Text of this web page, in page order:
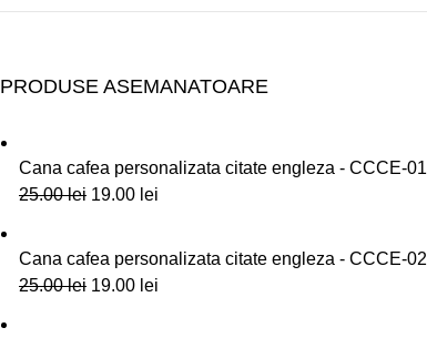
PRODUSE ASEMANATOARE
Cana cafea personalizata citate engleza - CCCE-01
25.00lei 19.00 lei
Cana cafea personalizata citate engleza - CCCE-02
25.00lei 19.00 lei